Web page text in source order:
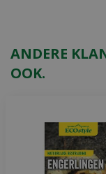
ANDERE
OOK.